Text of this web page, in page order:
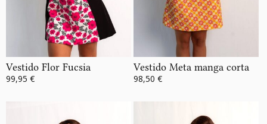
Vestido Flor Fucsia
99,95 €
Vestido Meta manga corta
98,50 €